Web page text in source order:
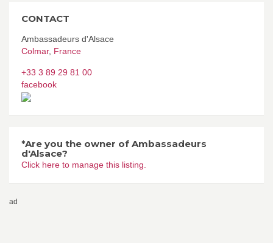
CONTACT
Ambassadeurs d'Alsace
Colmar, France
+33 3 89 29 81 00
facebook
*Are you the owner of Ambassadeurs
d'Alsace?
Click here to manage this listing.
ad